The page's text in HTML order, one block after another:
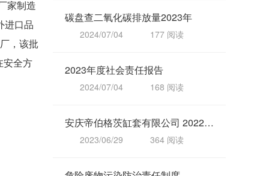
家制造
进口品
，该批
安全方
碳盘查二氧化碳排放量2023年
2024/07/04 177 阅读
2023年度社会责任报告
2024/07/04 168 阅读
安庆帝伯格茨缸套有限公司 2022 年度社会责任报告
2023/06/29 364 阅读